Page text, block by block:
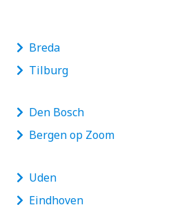
Breda
Tilburg
Den Bosch
Bergen op Zoom
Uden
Eindhoven